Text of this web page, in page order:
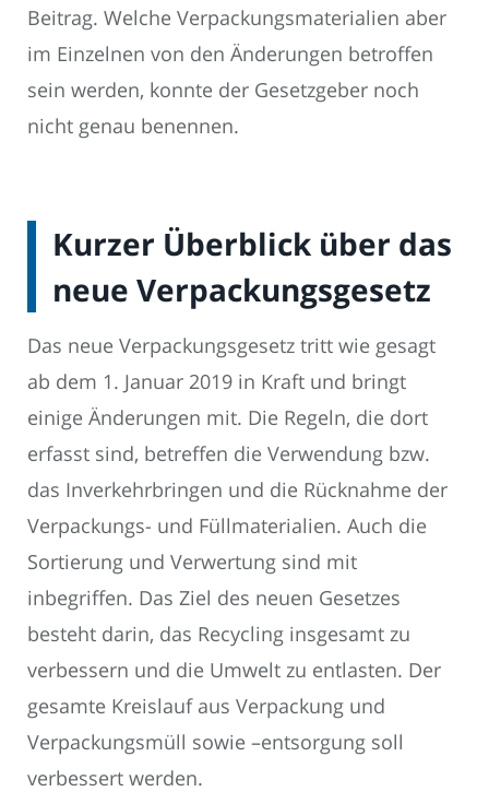
Beitrag. Welche Verpackungsmaterialien aber
im Einzelnen von den Änderungen betroffen
sein werden, konnte der Gesetzgeber noch
nicht genau benennen.
Kurzer Überblick über das
neue Verpackungsgesetz
Das neue Verpackungsgesetz tritt wie gesagt
ab dem 1. Januar 2019 in Kraft und bringt
einige Änderungen mit. Die Regeln, die dort
erfasst sind, betreffen die Verwendung bzw.
das Inverkehrbringen und die Rücknahme der
Verpackungs- und Füllmaterialien. Auch die
Sortierung und Verwertung sind mit
inbegriffen. Das Ziel des neuen Gesetzes
besteht darin, das Recycling insgesamt zu
verbessern und die Umwelt zu entlasten. Der
gesamte Kreislauf aus Verpackung und
Verpackungsmüll sowie –entsorgung soll
verbessert werden.